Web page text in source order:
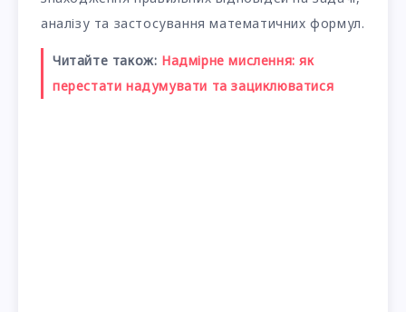
аналізу та застосування математичних формул.
Читайте також: Надмірне мислення: як
перестати надумувати та зациклюватися